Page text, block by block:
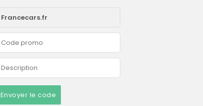
Envoyer le code